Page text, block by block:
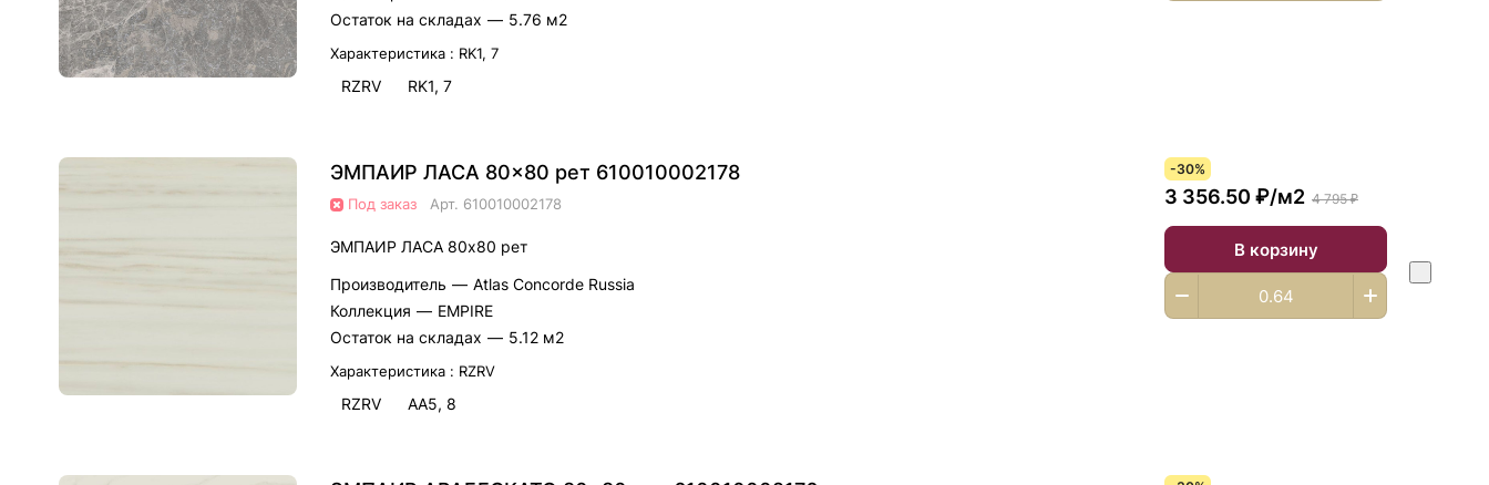
Остаток на складах — 5.76 м2
Характеристика : RK1, 7
RZRV RK1, 7
ЭМПАИР ЛАСА 80x80 рет 610010002178
Под заказ Арт. 610010002178
ЭМПАИР ЛАСА 80x80 рет
Производитель — Atlas Concorde Russia
Коллекция — EMPIRE
Остаток на складах — 5.12 м2
Характеристика : RZRV
RZRV AA5, 8
-30%
3 356.50 ₽/м2 4 795 ₽
В корзину